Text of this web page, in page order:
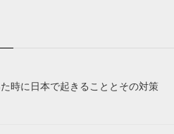
時に日本で起きることとその対策